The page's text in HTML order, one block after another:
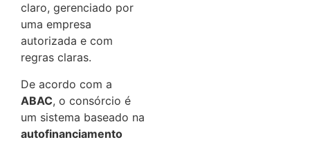
claro, gerenciado por
uma empresa
autorizada e com
regras claras.
De acordo com a
ABAC, o consórcio é
um sistema baseado na
autofinanciamento